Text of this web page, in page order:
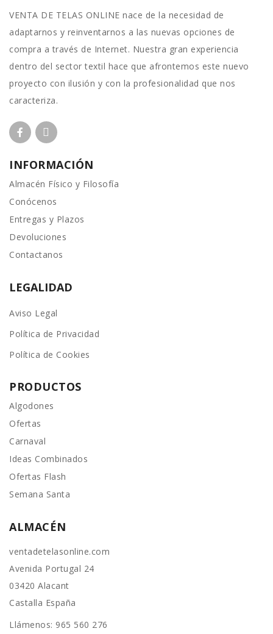
VENTA DE TELAS ONLINE nace de la necesidad de
adaptarnos y reinventarnos a las nuevas opciones de
compra a través de Internet. Nuestra gran experiencia
dentro del sector textil hace que afrontemos este nuevo
proyecto con ilusión y con la profesionalidad que nos
caracteriza.
INFORMACIÓN
Almacén Físico y Filosofía
Conócenos
Entregas y Plazos
Devoluciones
Contactanos
LEGALIDAD
Aviso Legal
Política de Privacidad
Política de Cookies
PRODUCTOS
Algodones
Ofertas
Carnaval
Ideas Combinados
Ofertas Flash
Semana Santa
ALMACÉN
ventadetelasonline.com
Avenida Portugal 24
03420 Alacant
Castalla España
Llámenos: 965 560 276